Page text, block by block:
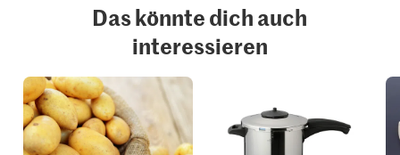
Das könnte dich auch
interessieren